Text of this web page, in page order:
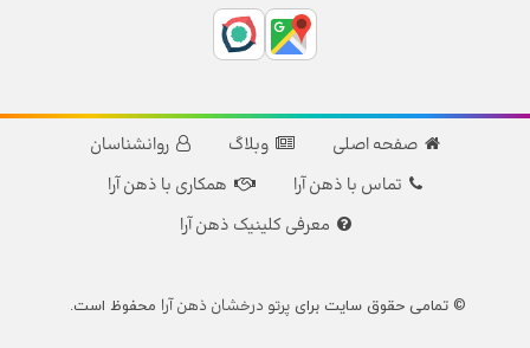
صفحه اصلی وبلاگ
روانشناسان
تماس با ذهن آرا
همکاری با ذهن آرا
معرفی کلینیک ذهن آرا
© تمامی حقوق سایت برایپرتو درخشان ذهن آرا محفوظ است.